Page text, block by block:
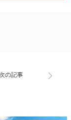
次の記事